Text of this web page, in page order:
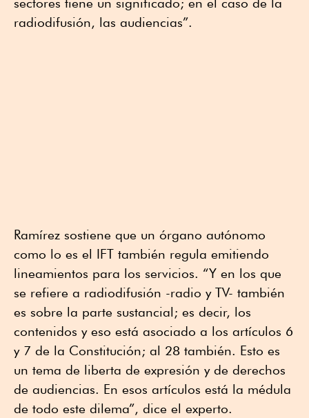
radiodifusión, las audiencias”.
Ramírez sostiene que un órgano autónomo
como lo es el IFT también regula emitiendo
lineamientos para los servicios. “Y en los que
se refiere a radiodifusión -radio y TV- también
es sobre la parte sustancial; es decir, los
contenidos y eso está asociado a los artículos 6
y 7 de la Constitución; al 28 también. Esto es
un tema de liberta de expresión y de derechos
de audiencias. En esos artículos está la médula
de todo este dilema”, dice el experto.